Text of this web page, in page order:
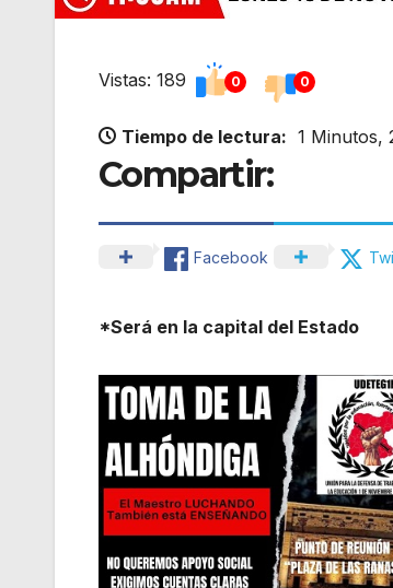
Vistas: 189 0 0
Tiempo de lectura: 1 Minutos,
Compartir:
Facebook
*Será en la capital del Estado